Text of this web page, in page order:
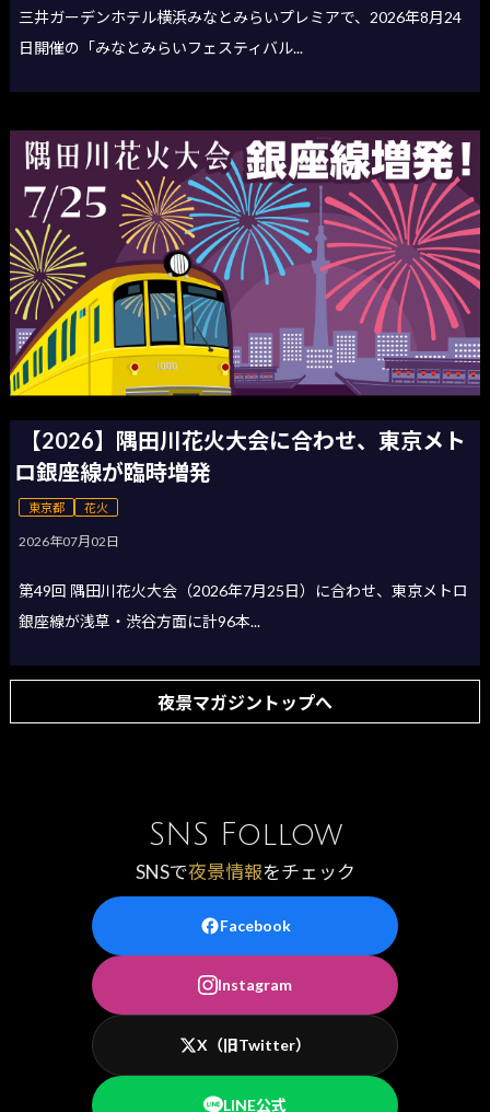
三井ガーデンホテル横浜みなとみらいプレミアで、2026年8月24
日開催の「みなとみらいフェスティバル...
【2026】隅田川花火大会に合わせ、東京メト
ロ銀座線が臨時増発
東京都 花火
2026年07月02日
第49回 隅田川花火大会（2026年7月25日）に合わせ、東京メトロ
銀座線が浅草・渋谷方面に計96本...
夜景マガジントップへ
SNS Follow
SNSで夜景情報をチェック
Facebook
Instagram
X（旧Twitter）
LINE公式